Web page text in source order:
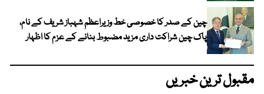
چین کے صدر کا خصوصی خط وزیراعظم شہباز شریف کے نام،
پاک چین شراکت داری مزید مضبوط بنانے کے عزم کا اظہار
مقبول ترین خبریں